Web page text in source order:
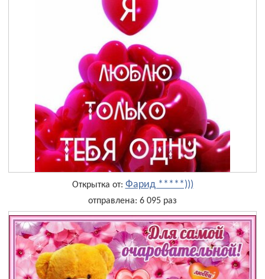
Открытка от: Фарид *****)))
отправлена: 6 095 раз